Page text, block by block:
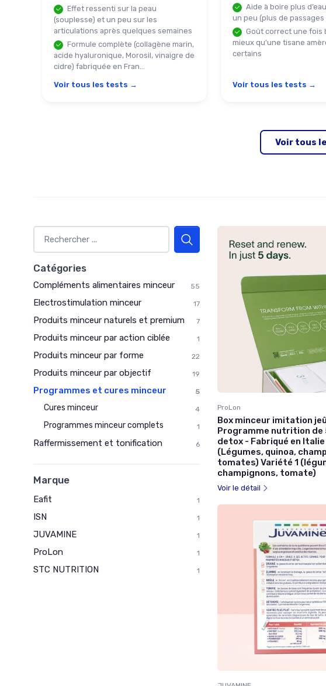
Effet ressenti sur la peau
(souplesse) et un peu sur les
articulations après quelques semaines
Formule complète (collagène marin,
acide hyaluronique, Morosil, vinaigre de
cidre) fabriquée en Fran...
Voir tous les tests →
Aide à boire plus
un peu (plus de
Goût correct une fois
mieux qu’une tisane
certains
Voir tous les tests →
Voir tous
Catégories
Compléments alimentaires minceur 55
Electrostimulation minceur 17
Produits minceur naturels et premium 7
Produits minceur par action ciblée 1
Produits minceur par forme 22
Produits minceur par objectif 19
Programmes et cures minceur 5
Cures minceur 4
Programmes minceur complets 1
Raffermissement et tonification 6
Marque
Eafit 1
ISN 1
JUVAMINE 1
ProLon 1
STC NUTRITION 1
ProLon
Box minceur imitation
Programme nutrition de
detox - Fabriqué en Italie
(Légumes, quinoa,
tomates) Variété 1
champignons, tomate)
Voir le détail